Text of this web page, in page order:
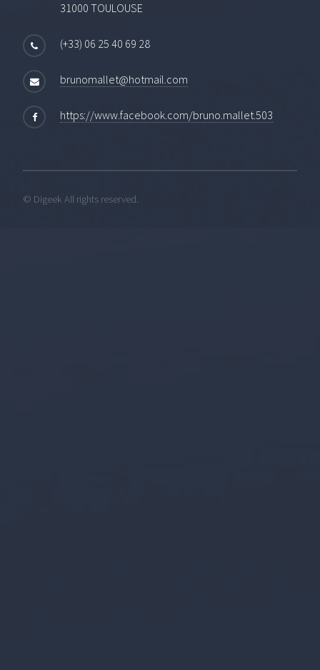
31000 TOULOUSE
(+33) 06 25 40 69 28
brunomallet@hotmail.com
https://www.facebook.com/bruno.mallet.503
© Digeek All rights reserved.